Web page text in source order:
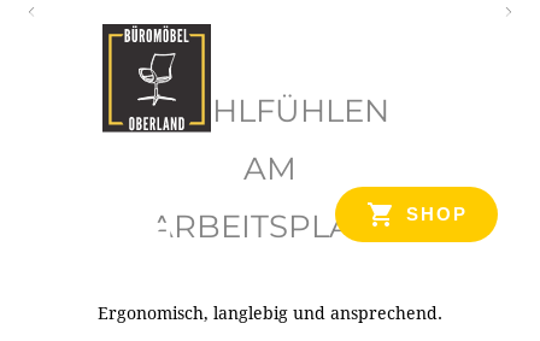
SHOP
WOHLFÜHLEN
AM
ARBEITSPLATZ
Ergonomisch, langlebig und ansprechend.